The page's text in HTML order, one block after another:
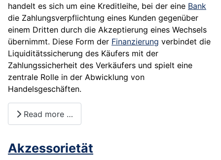
handelt es sich um eine Kreditleihe, bei der eine Bank
die Zahlungsverpflichtung eines Kunden gegenüber
einem Dritten durch die Akzeptierung eines Wechsels
übernimmt. Diese Form der Finanzierung verbindet die
Liquiditätssicherung des Käufers mit der
Zahlungssicherheit des Verkäufers und spielt eine
zentrale Rolle in der Abwicklung von
Handelsgeschäften.
Read more …
Akzessorietät